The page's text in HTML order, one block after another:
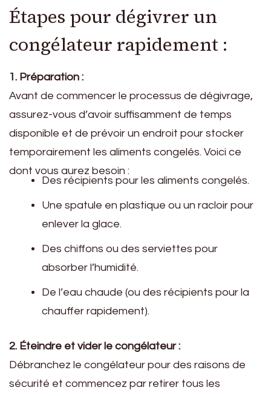
Étapes pour dégivrer un
congélateur rapidement :
1. Préparation :
Avant de commencer le processus de dégivrage,
assurez-vous d’avoir suffisamment de temps
disponible et de prévoir un endroit pour stocker
temporairement les aliments congelés. Voici ce
dont vous aurez besoin :
Des récipients pour les aliments congelés.
Une spatule en plastique ou un racloir pour
enlever la glace.
Des chiffons ou des serviettes pour
absorber l’humidité.
De l’eau chaude (ou des récipients pour la
chauffer rapidement).
2. Éteindre et vider le congélateur :
Débranchez le congélateur pour des raisons de
sécurité et commencez par retirer tous les